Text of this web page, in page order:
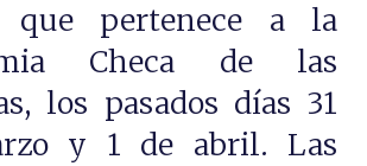
que pertenece a la
Checa de las
los pasados días 31
y 1 de abril. Las